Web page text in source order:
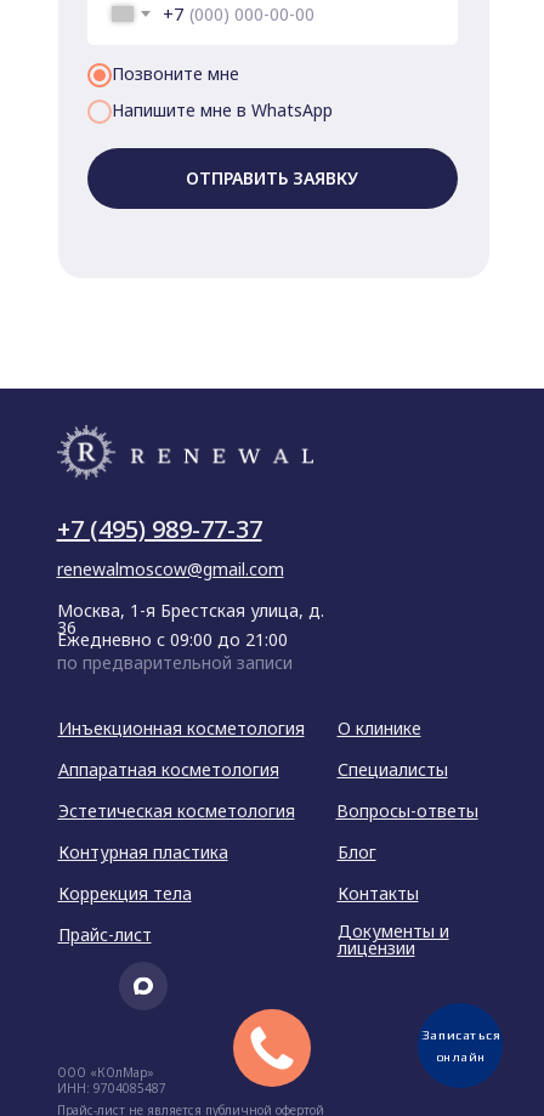
+7
Позвоните мне
Напишите мне в WhatsApp
ОТПРАВИТЬ ЗАЯВКУ
+7 (495) 989-77-37
renewalmoscow@gmail.com
Москва, 1-я Брестская улица, д.
36
Ежедневно с 09:00 до 21:00
по предварительной записи
Инъекционная косметология
О клинике
Специалисты
ООО «КОлМар»
ИНН: 9704085487
Вопросы-ответы
Прайс-лист не является публичной офертой
Прайс-лист
Блог
Контакты
Документы и
лицензии
Аппаратная косметология
Эстетическая косметология
Контурная пластика
Коррекция тела
Записаться
онлайн
Записаться
онлайн